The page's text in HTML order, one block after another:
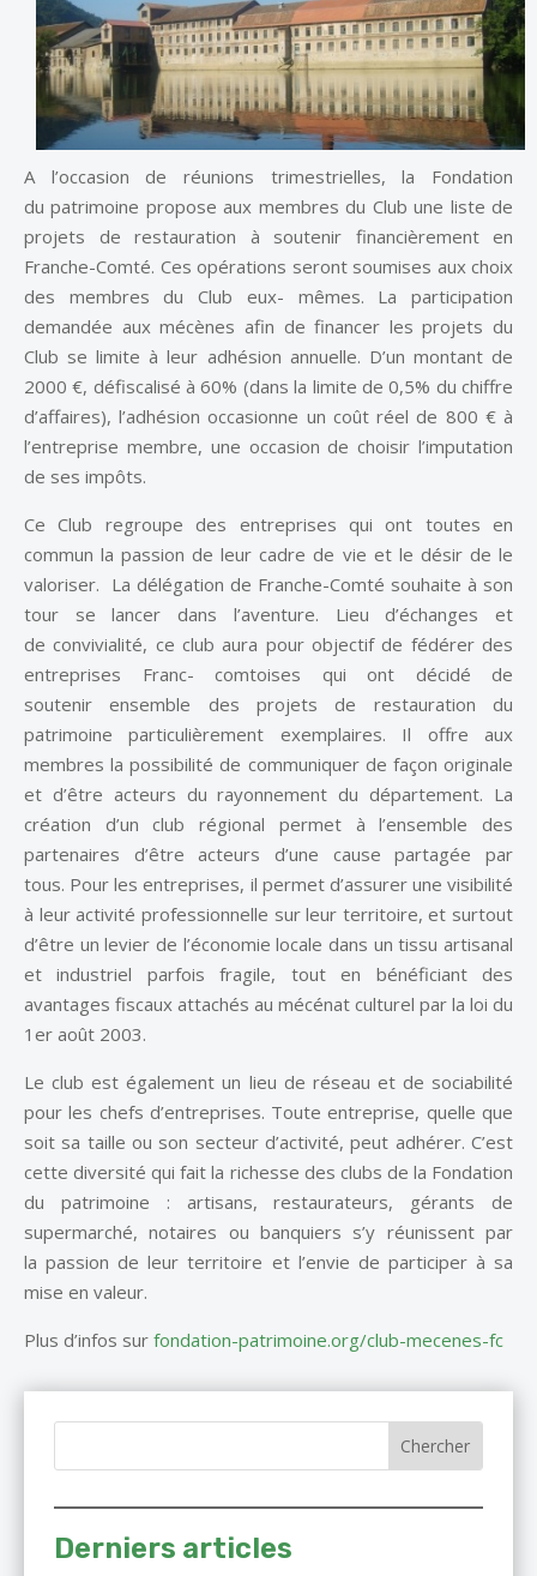
A l’occasion de réunions trimestrielles, la Fondation
du patrimoine propose aux membres du Club une liste de
projets de restauration à soutenir financièrement en
Franche-Comté. Ces opérations seront soumises aux choix
des membres du Club eux- mêmes. La participation
demandée aux mécènes afin de financer les projets du
Club se limite à leur adhésion annuelle. D’un montant de
2000 €, défiscalisé à 60% (dans la limite de 0,5% du chiffre
d’affaires), l’adhésion occasionne un coût réel de 800 € à
l’entreprise membre, une occasion de choisir l’imputation
de ses impôts.
Ce Club regroupe des entreprises qui ont toutes en
commun la passion de leur cadre de vie et le désir de le
valoriser. La délégation de Franche-Comté souhaite à son
tour se lancer dans l’aventure. Lieu d’échanges et
de convivialité, ce club aura pour objectif de fédérer des
entreprises Franc- comtoises qui ont décidé de
soutenir ensemble des projets de restauration du
patrimoine particulièrement exemplaires. Il offre aux
membres la possibilité de communiquer de façon originale
et d’être acteurs du rayonnement du département. La
création d’un club régional permet à l’ensemble des
partenaires d’être acteurs d’une cause partagée par
tous. Pour les entreprises, il permet d’assurer une visibilité
à leur activité professionnelle sur leur territoire, et surtout
d’être un levier de l’économie locale dans un tissu artisanal
et industriel parfois fragile, tout en bénéficiant des
avantages fiscaux attachés au mécénat culturel par la loi du
1er août 2003.
Le club est également un lieu de réseau et de sociabilité
pour les chefs d’entreprises. Toute entreprise, quelle que
soit sa taille ou son secteur d’activité, peut adhérer. C’est
cette diversité qui fait la richesse des clubs de la Fondation
du patrimoine : artisans, restaurateurs, gérants de
supermarché, notaires ou banquiers s’y réunissent par
la passion de leur territoire et l’envie de participer à sa
mise en valeur.
Plus d’infos sur fondation-patrimoine.org/club-mecenes-fc
Derniers articles